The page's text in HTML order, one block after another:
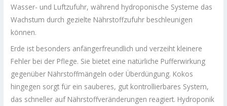
Wasser- und Luftzufuhr, während hydroponische Systeme das
Wachstum durch gezielte Nährstoffzufuhr beschleunigen
können.
Erde ist besonders anfängerfreundlich und verzeiht kleinere
Fehler bei der Pflege. Sie bietet eine natürliche Pufferwirkung
gegenüber Nährstoffmängeln oder Überdüngung. Kokos
hingegen sorgt für ein sauberes, gut kontrollierbares System,
das schneller auf Nährstoffveränderungen reagiert. Hydroponik